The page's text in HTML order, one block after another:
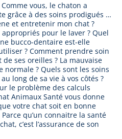
vous, le chaton a
grâce à des soins prodigués …
et entretenir mon chat ?
pour le laver ? Quel
bucco-dentaire est-elle
? Comment prendre soin
ses oreilles ? La mauvaise
normale ? Quels sont les soins
long de sa vie à vos côtés ?
le problème des calculs
Animaux Santé vous donne
votre chat soit en bonne
qu’un connaitre la santé
c’est l’assurance de son